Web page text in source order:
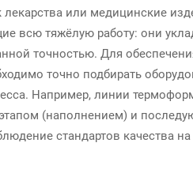
или медицинские
всю тяжёлую работу: они
точностью. Для
точно подбирать
Например, линии
(наполнением) и
стандартов качества на